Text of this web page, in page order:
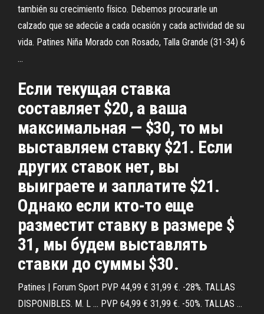
también su crecimiento físico. Debemos procurarle un
calzado que se adecúe a cada ocasión y cada actividad de su
vida. Patines Niña Morado con Rosado, Talla Grande (31-34) 6
...
Если текущая ставка
составляет $20, а ваша
максимальная — $30, то мы
выставляем ставку $21. Если
других ставок нет, вы
выиграете и заплатите $21.
Однако если кто-то еще
разместит ставку в размере $
31, мы будем выставлять
ставки до суммы $30.
Patines | Forum Sport PVP 44,99 € 31,99 €. -28%. TALLAS
DISPONIBLES. M. L ... PVP 64,99 € 31,99 €. -50%. TALLAS ...